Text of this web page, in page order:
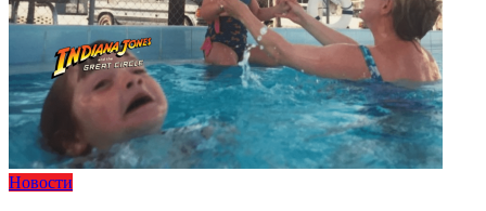
Новости